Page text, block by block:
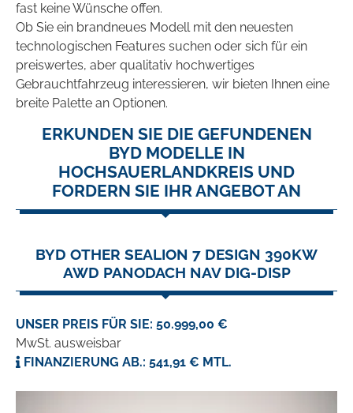
fast keine Wünsche offen.
Ob Sie ein brandneues Modell mit den neuesten
technologischen Features suchen oder sich für ein
preiswertes, aber qualitativ hochwertiges
Gebrauchtfahrzeug interessieren, wir bieten Ihnen eine
breite Palette an Optionen.
ERKUNDEN SIE DIE GEFUNDENEN
BYD MODELLE IN
HOCHSAUERLANDKREIS UND
FORDERN SIE IHR ANGEBOT AN
BYD OTHER SEALION 7 DESIGN 390KW
AWD PANODACH NAV DIG-DISP
UNSER PREIS FÜR SIE: 50.999,00 €
MwSt. ausweisbar
FINANZIERUNG AB.: 541,91 € MTL.